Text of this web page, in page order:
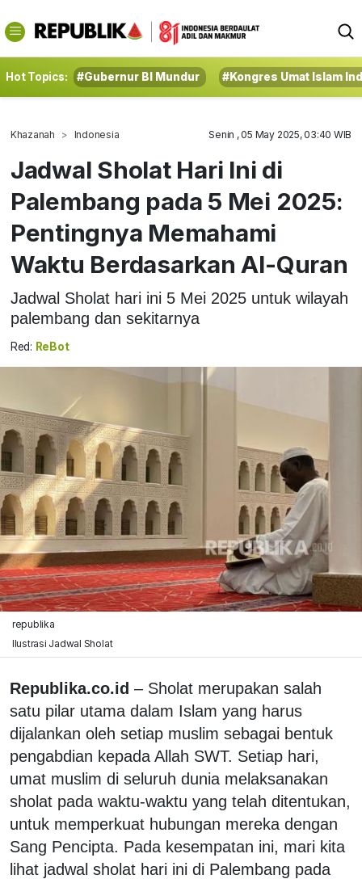
Hot Topics: #Gubernur BI Mundur #Kongres Umat Islam
Khazanah Indonesia Senin , 05 May 2025, 03:40 WIB
Jadwal Sholat Hari Ini di
Palembang pada 5 Mei 2025:
Pentingnya Memahami
Waktu Berdasarkan Al-Quran
Jadwal Sholat hari ini 5 Mei 2025 untuk wilayah
palembang dan sekitarnya
Red: ReBot
republika
Ilustrasi Jadwal Sholat
Republika.co.id – Sholat merupakan salah
satu pilar utama dalam Islam yang harus
dijalankan oleh setiap muslim sebagai bentuk
pengabdian kepada Allah SWT. Setiap hari,
umat muslim di seluruh dunia melaksanakan
sholat pada waktu-waktu yang telah ditentukan,
untuk memperkuat hubungan mereka dengan
Sang Pencipta. Pada kesempatan ini, mari kita
lihat jadwal sholat hari ini di Palembang pada